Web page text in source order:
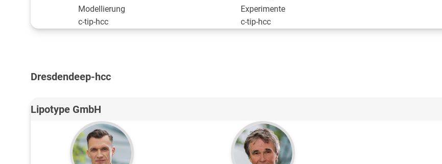
Modellierung
c-tip-hcc
Experimente
c-tip-hcc
Dresdendeep-hcc
Lipotype GmbH